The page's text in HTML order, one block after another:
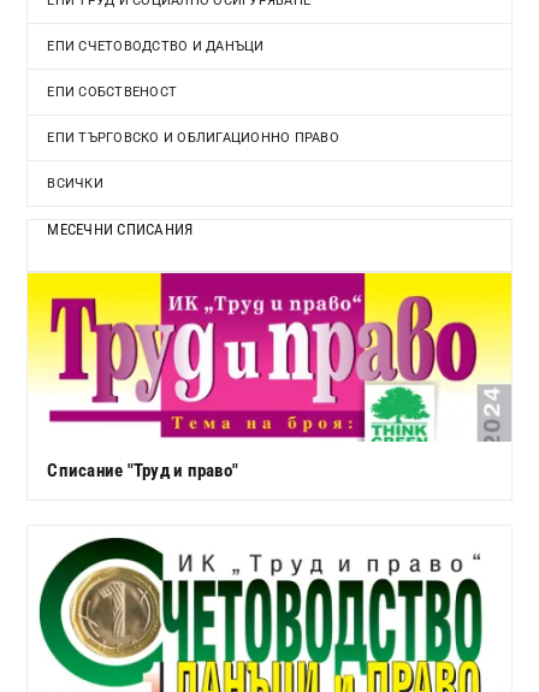
ЕПИ СЧЕТОВОДСТВО И ДАНЪЦИ
ЕПИ СОБСТВЕНОСТ
ЕПИ ТЪРГОВСКО И ОБЛИГАЦИОННО ПРАВО
ВСИЧКИ
МЕСЕЧНИ СПИСАНИЯ
Списание "Труд и право"